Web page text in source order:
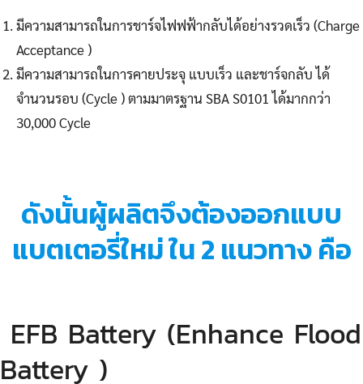
มีความสามารถในการชาร์จไฟฟฟ้ากลับได้อย่างรวดเร็ว (Charge
Acceptance )
มีความสามารถในการคายประจุ แบบเร็ว และชาร์จกลับ ได้
จำนวนรอบ (Cycle ) ตามมาตรฐาน SBA S0101 ได้มากกว่า
30,000 Cycle
ดังนั้นผู้ผลิตจึงต้องออกแบบ
แบตเตอรี่ใหม่ ใน 2 แนวทาง คือ
EFB Battery (Enhance Flood
Battery )